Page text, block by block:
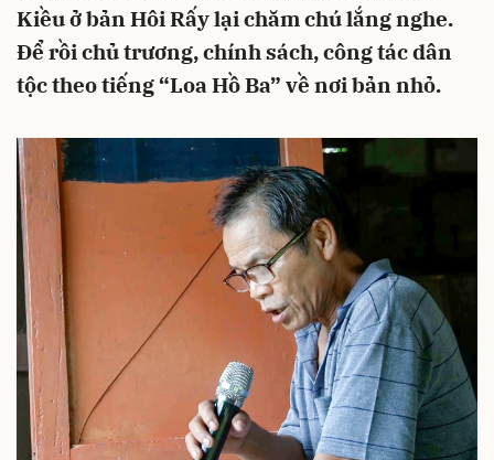
Kiều ở bản Hôi Rấy lại chăm chú lắng nghe.
Để rồi chủ trương, chính sách, công tác dân
tộc theo tiếng “Loa Hồ Ba” về nơi bản nhỏ.